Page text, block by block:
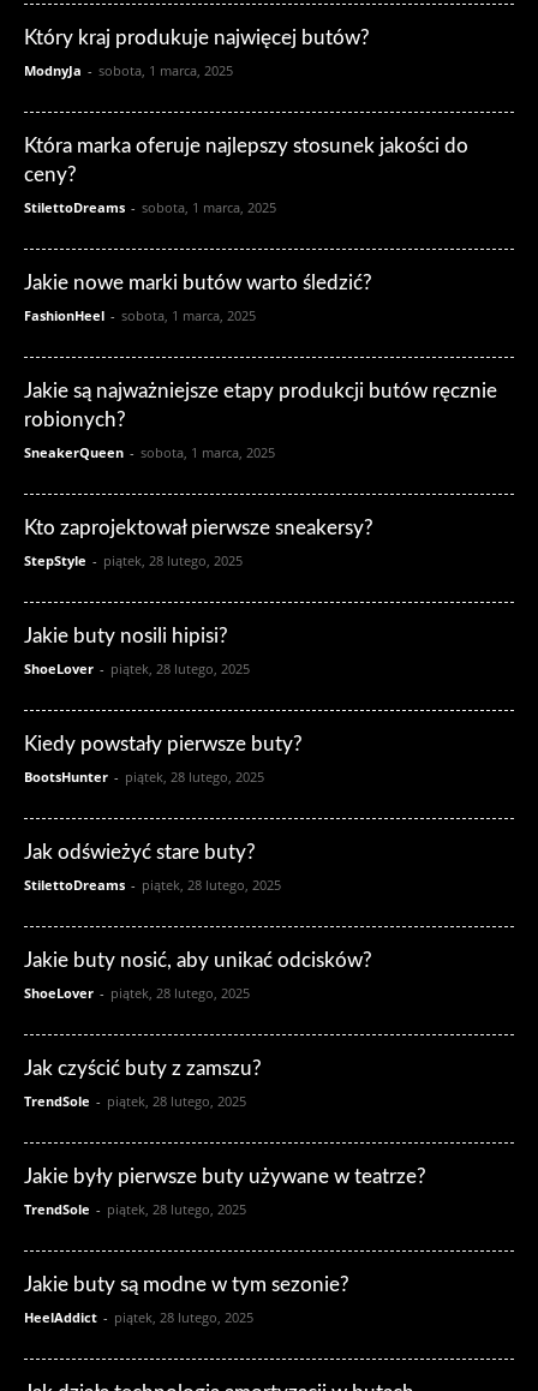
Który kraj produkuje najwięcej butów?
ModnyJa - sobota, 1 marca, 2025
Która marka oferuje najlepszy stosunek jakości do
ceny?
StilettoDreams - sobota, 1 marca, 2025
Jakie nowe marki butów warto śledzić?
FashionHeel - sobota, 1 marca, 2025
Jakie są najważniejsze etapy produkcji butów ręcznie
robionych?
SneakerQueen - sobota, 1 marca, 2025
Kto zaprojektował pierwsze sneakersy?
StepStyle - piątek, 28 lutego, 2025
Jakie buty nosili hipisi?
ShoeLover - piątek, 28 lutego, 2025
Kiedy powstały pierwsze buty?
BootsHunter - piątek, 28 lutego, 2025
Jak odświeżyć stare buty?
StilettoDreams - piątek, 28 lutego, 2025
Jakie buty nosić, aby unikać odcisków?
ShoeLover - piątek, 28 lutego, 2025
Jak czyścić buty z zamszu?
TrendSole - piątek, 28 lutego, 2025
Jakie były pierwsze buty używane w teatrze?
TrendSole - piątek, 28 lutego, 2025
Jakie buty są modne w tym sezonie?
HeelAddict - piątek, 28 lutego, 2025